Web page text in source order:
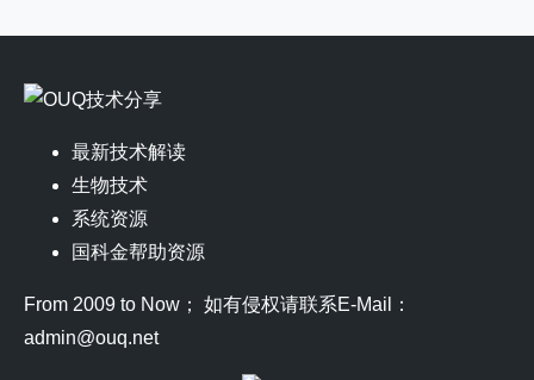
最新技术解读
生物技术
系统资源
国科金帮助资源
From 2009 to Now； 如有侵权请联系E-Mail：
admin@ouq.net